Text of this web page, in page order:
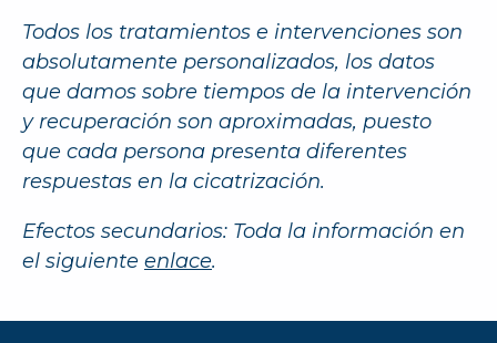
Todos los tratamientos e intervenciones son
absolutamente personalizados, los datos
que damos sobre tiempos de la intervención
y recuperación son aproximadas, puesto
que cada persona presenta diferentes
respuestas en la cicatrización.
Efectos secundarios: Toda la información en
el siguiente enlace.